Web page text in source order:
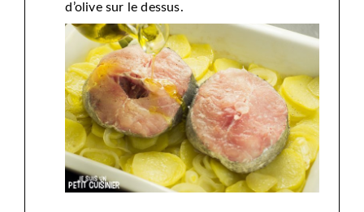
d’olive sur le dessus.